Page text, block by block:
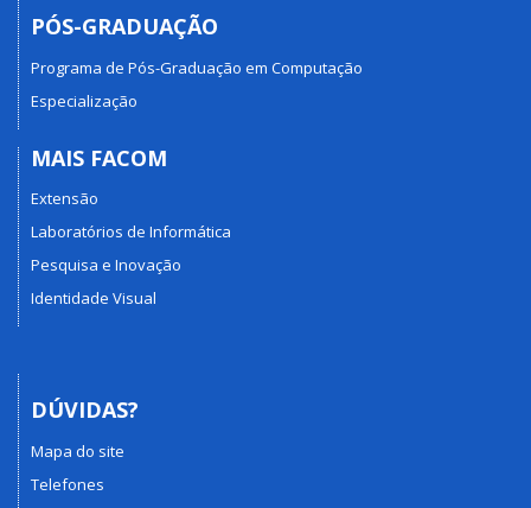
PÓS-GRADUAÇÃO
Programa de Pós-Graduação em Computação
Especialização
MAIS FACOM
Extensão
Laboratórios de Informática
Pesquisa e Inovação
Identidade Visual
DÚVIDAS?
Mapa do site
Telefones